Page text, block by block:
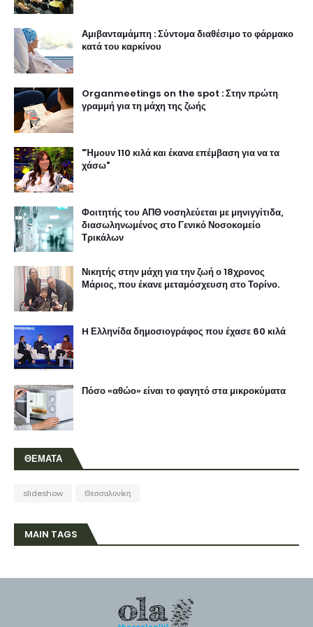
Αμιβανταμάμπη : Σύντομα διαθέσιμο το φάρμακο
κατά του καρκίνου
Organmeetings on the spot : Στην πρώτη
γραμμή για τη μάχη της ζωής
"Ήμουν 110 κιλά και έκανα επέμβαση για να τα
χάσω"
Φοιτητής του ΑΠΘ νοσηλεύεται με μηνιγγίτιδα,
διασωληνωμένος στο Γενικό Νοσοκομείο
Τρικάλων
Νικητής στην μάχη για την ζωή ο 18χρονος
Μάριος, που έκανε μεταμόσχευση στο Τορίνο.
H Ελληνίδα δημοσιογράφος που έχασε 60 κιλά
Πόσο «αθώο» είναι το φαγητό στα μικροκύματα
ΘΕΜΑΤΑ
slideshow Θεσσαλονίκη
MAIN TAGS